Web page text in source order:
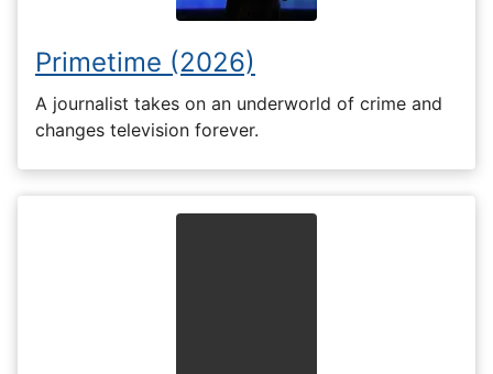
Primetime (2026)
A journalist takes on an underworld of crime and
changes television forever.